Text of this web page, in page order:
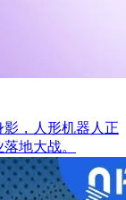
，人形机器人正
地大战。